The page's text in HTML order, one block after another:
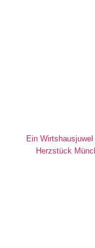
Ein
Herzstück